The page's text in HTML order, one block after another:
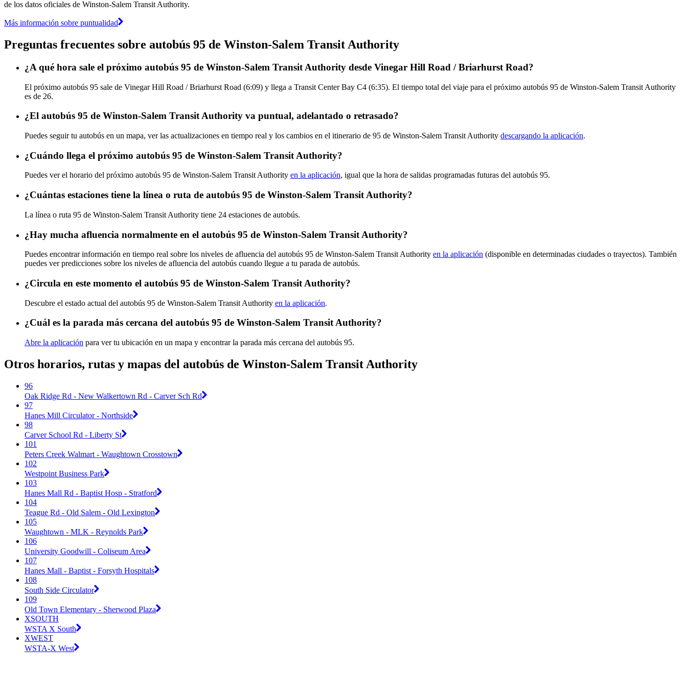
de los datos oficiales de Winston-Salem Transit Authority.
Más información sobre puntualidad
Preguntas frecuentes sobre autobús 95 de Winston-Salem Transit Authority
¿A qué hora sale el próximo autobús 95 de Winston-Salem Transit Authority desde Vinegar Hill Road / Briarhurst Road?
El próximo autobús 95 sale de Vinegar Hill Road / Briarhurst Road (6:09) y llega a Transit Center Bay C4 (6:35). El tiempo total del viaje para el próximo autobús 95 de Winston-Salem Transit Authority
es de 26.
¿El autobús 95 de Winston-Salem Transit Authority va puntual, adelantado o retrasado?
Puedes seguir tu autobús en un mapa, ver las actualizaciones en tiempo real y los cambios en el itinerario de 95 de Winston-Salem Transit Authority descargando la aplicación.
¿Cuándo llega el próximo autobús 95 de Winston-Salem Transit Authority?
Puedes ver el horario del próximo autobús 95 de Winston-Salem Transit Authority en la aplicación, igual que la hora de salidas programadas futuras del autobús 95.
¿Cuántas estaciones tiene la línea o ruta de autobús 95 de Winston-Salem Transit Authority?
La línea o ruta 95 de Winston-Salem Transit Authority tiene 24 estaciones de autobús.
¿Hay mucha afluencia normalmente en el autobús 95 de Winston-Salem Transit Authority?
Puedes encontrar información en tiempo real sobre los niveles de afluencia del autobús 95 de Winston-Salem Transit Authority en la aplicación (disponible en determinadas ciudades o trayectos). También
puedes ver predicciones sobre los niveles de afluencia del autobús cuando llegue a tu parada de autobús.
¿Circula en este momento el autobús 95 de Winston-Salem Transit Authority?
Descubre el estado actual del autobús 95 de Winston-Salem Transit Authority en la aplicación.
¿Cuál es la parada más cercana del autobús 95 de Winston-Salem Transit Authority?
Abre la aplicación para ver tu ubicación en un mapa y encontrar la parada más cercana del autobús 95.
Otros horarios, rutas y mapas del autobús de Winston-Salem Transit Authority
96
Oak Ridge Rd - New Walkertown Rd - Carver Sch Rd
97
Hanes Mill Circulator - Northside
98
Carver School Rd - Liberty St
101
Peters Creek Walmart - Waughtown Crosstown
102
Westpoint Business Park
103
Hanes Mall Rd - Baptist Hosp - Stratford
104
Teague Rd - Old Salem - Old Lexington
105
Waughtown - MLK - Reynolds Park
106
University Goodwill - Coliseum Area
107
Hanes Mall - Baptist - Forsyth Hospitals
108
South Side Circulator
109
Old Town Elementary - Sherwood Plaza
XSOUTH
WSTA X South
XWEST
WSTA-X West